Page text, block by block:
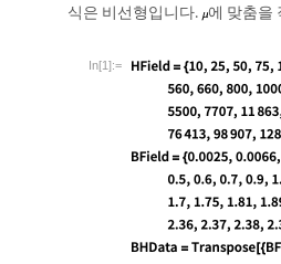
식은 비선형입니다. 에 맞춤을
In[1]:=